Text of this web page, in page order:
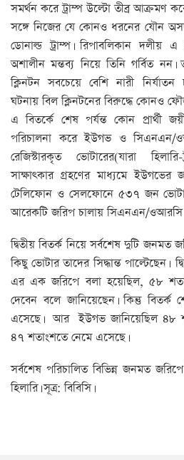
সমর্থন করে ট্রাম্প উল্টো তীব্র আক্রমণ
সঙ্গে নিজের যে কোনও ধরনের যৌন
ডোনাল্ড ট্রাম্প। রিপাবলিকান দলীয়
অশালীন মন্তব্য নিয়ে তিনি গর্বিত নন।
ক্লিনটন সবচেয়ে বেশি নারী
ঘটনায় বিল ক্লিনটনের বিরুদ্ধে কোনও
এ বিতর্কে শেষ পর্যন্ত কোন প্রার্থী
পরিচালনা করে ইউগভ ও সিএনএন/
রেজিস্টারকৃত ভোটারের(যারা
সাক্ষাৎকার গ্রহণের মাধ্যমে
টেলিফোন ও সেলফোনে ৫৩৭ জন
আরেকটি জরিপ চালায় সিএনএন/ওআরসি।
দ্বিতীয় বিতর্ক নিয়ে সর্বশেষ দুটি জনমত
কিছু ভোটার তাদের সিদ্ধান্ত পাল্টেছেন।
এর এক জরিপে বলা হয়েছিল, ৫৮
দেবেন বলে জানিয়েছেন। কিন্তু
এসেছে। আর ইউগভ জানিয়েছিল ৪৮
৪৭ শতাংশতে নেমে এসেছে।
সর্বশেষ পরিচালিত বিভিন্ন জনমত
হিলারি। সূত্র: বিবিসি।